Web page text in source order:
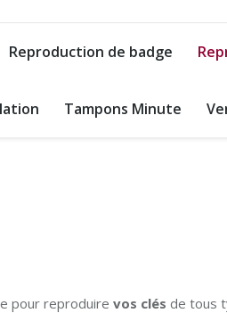
Reproduction de badge
Tampons Minute
pour reproduire vos clés de tous